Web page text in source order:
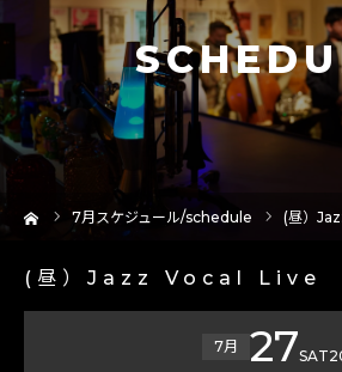
7月スケジュール/schedule (昼）
(昼）Jazz Vocal Live
7月 27SAT